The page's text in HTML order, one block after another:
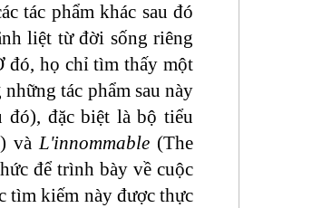
tác phẩm khác sau đó
liệt từ đời sống riêng
đó, họ chỉ tìm thấy một
tác phẩm sau này
đó), đặc biệt là bộ tiểu
vàL'innommable (The
để trình bày về cuộc
tìm kiếm này được thực